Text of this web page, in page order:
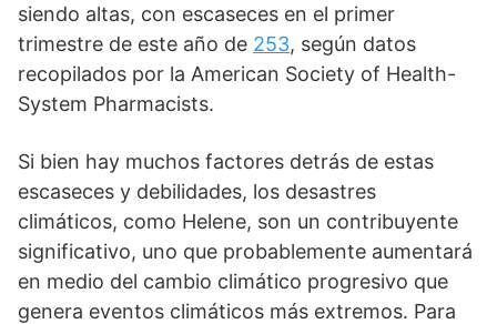
siendo altas, con escaseces en el primer
trimestre de este año de 253, según datos
recopilados por la American Society of Health-
System Pharmacists.
Si bien hay muchos factores detrás de estas
escaseces y debilidades, los desastres
climáticos, como Helene, son un contribuyente
significativo, uno que probablemente aumentará
en medio del cambio climático progresivo que
genera eventos climáticos más extremos. Para